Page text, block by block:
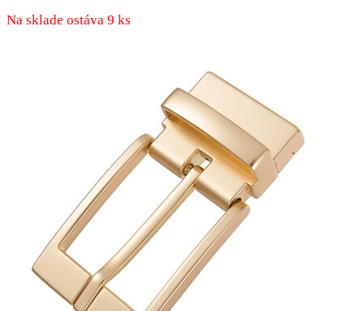
Na sklade ostáva 9 ks